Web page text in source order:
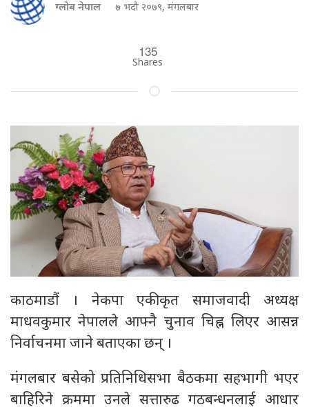
ग्लोब नेपाल ७ भदौ २०७९, मंगलबार
135
Shares
काठमाडौं । नेकपा एकीकृत समाजवादी अध्यक्ष
माधवकुमार नेपालले आफ्नै चुनाव चिह्न लिएर आसन्न
निर्वाचनमा जाने बताएका छन् ।
मंगलबार बसेको प्रतिनिधिसभा बैठकमा सहभागी भएर
बाहिरिने क्रममा उनले सत्तारुढ गठबन्धनलाई आधार